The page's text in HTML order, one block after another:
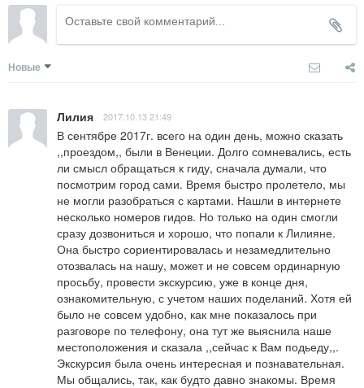
Новые
Лилия 2017.10.13 21:49
В сентябре 2017г. всего на один день, можно сказать
,,проездом,, были в Венеции. Долго сомневались, есть
ли смысл обращаться к гиду, сначала думали, что
посмотрим город сами. Время быстро пролетело, мы
не могли разобраться с картами. Нашли в интернете
несколько номеров гидов. Но только на один смогли
сразу дозвониться и хорошо, что попали к Лилияне.
Она быстро сориентировалась и незамедлительно
отозвалась на нашу, может и не совсем ординарную
просьбу, провести экскурсию, уже в конце дня,
ознакомительную, с учетом наших поделаний. Хотя ей
было не совсем удобно, как мне показалось при
разговоре по телефону, она тут же выяснила наше
местоположения и сказала ,,сейчас к Вам подьеду,,.
Экскурсия была очень интересная и познавательная.
Мы общались, так, как будто давно знакомы. Время